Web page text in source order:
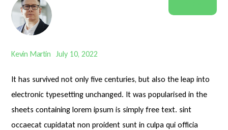
Kevin Martin July 10, 2022
It has survived not only five centuries, but also the leap into
electronic typesetting unchanged. It was popularised in the
sheets containing lorem ipsum is simply free text. sint
occaecat cupidatat non proident sunt in culpa qui officia